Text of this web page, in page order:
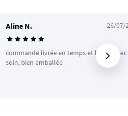
Aline N. 26/07/
commande livrée en temps et heure avec
soin, bien emballée